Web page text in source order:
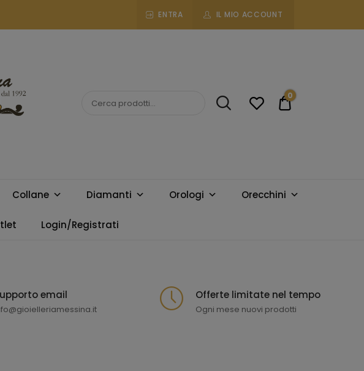
ENTRA IL MIO ACCOUNT
€0.00
0
Collane Diamanti Orologi Orecchini
Login/Registrati
email Offerte limitate nel tempo
Ogni mese nuovi prodotti